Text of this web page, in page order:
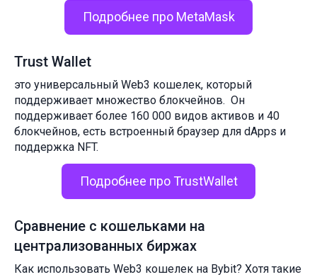
Подробнее про MetaMask
Trust Wallet
это универсальный Web3 кошелек, который
поддерживает множество блокчейнов. Он
поддерживает более 160 000 видов активов и 40
блокчейнов, есть встроенный браузер для dApps и
поддержка NFT.
Подробнее про TrustWallet
Сравнение с кошельками на
централизованных биржах
Как использовать Web3 кошелек на Bybit? Хотя такие